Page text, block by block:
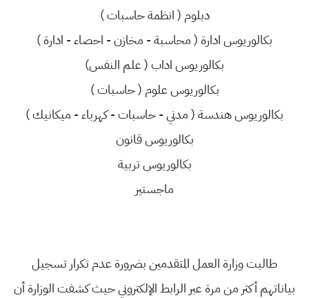
دبلوم ( انظمة حاسبات )
بكالوريوس ادارة ( محاسبة - مخازن - احصاء - ادارة )
بكالوريوس اداب ( علم النفس)
بكالوريوس علوم ( حاسبات )
بكالوريوس هندسة ( مدني - حاسبات - كهرباء - ميكانيك )
بكالوريوس قانون
بكالوريوس تربية
ماجستير
طالبت وزارة العمل المتقدمين بضرورة عدم تكرار تسجيل
بياناتهم أكثر من مرة عبر الرابط الإلكتروني حيث كشفت الوزارة أن